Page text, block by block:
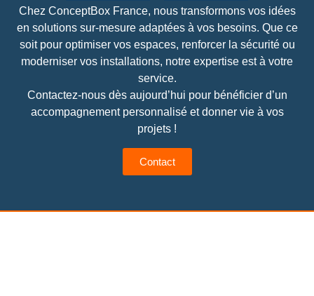
Chez ConceptBox France, nous transformons vos idées
en solutions sur-mesure adaptées à vos besoins. Que ce
soit pour optimiser vos espaces, renforcer la sécurité ou
moderniser vos installations, notre expertise est à votre
service.
Contactez-nous dès aujourd’hui pour bénéficier d’un
accompagnement personnalisé et donner vie à vos
projets !
Contact